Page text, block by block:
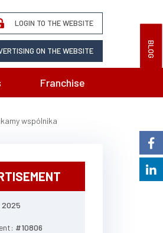
BLOG
LOGIN TO THE WEBSITE
ON THE WEBSITE
Franchise
wspólnika
2025
#10806